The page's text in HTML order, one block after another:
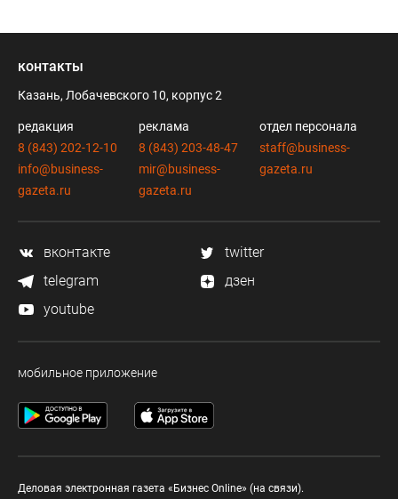
контакты
Казань, Лобачевского 10, корпус 2
редакция
8 (843) 202-12-10
info@business-
gazeta.ru
реклама
8 (843) 203-48-47
mir@business-
gazeta.ru
отдел персонала
staff@business-
gazeta.ru
вконтакте
twitter
telegram
дзен
youtube
мобильное приложение
Деловая электронная газета «Бизнес Online» (на связи).